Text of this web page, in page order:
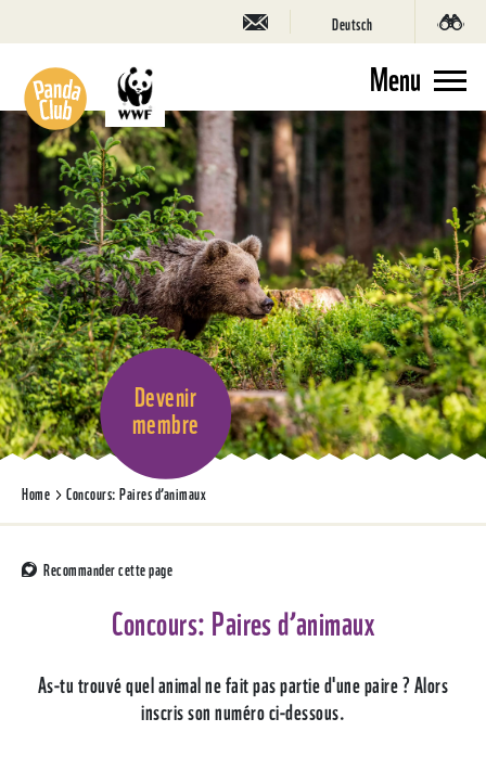
Deutsch
Menu
Devenir
membre
Home Concours: Paires d’animaux
Recommander cette page
Concours: Paires d’animaux
As-tu trouvé quel animal ne fait pas partie d'une paire ? Alors
inscris son numéro ci-dessous.